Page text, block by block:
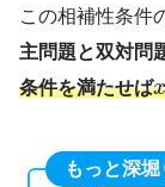
この相補性条件
主問題と双対問
条件を満たせばx
もっと深堀